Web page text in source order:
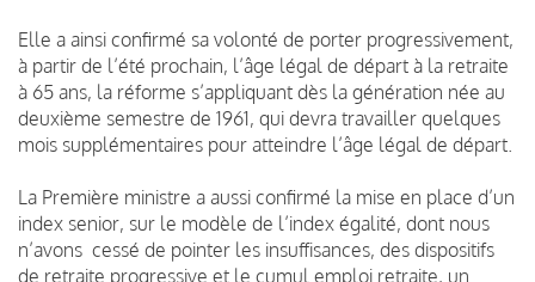
Elle a ainsi confirmé sa volonté de porter progressivement,
à partir de l’été prochain, l’âge légal de départ à la retraite
à 65 ans, la réforme s’appliquant dès la génération née au
deuxième semestre de 1961, qui devra travailler quelques
mois supplémentaires pour atteindre l’âge légal de départ.
La Première ministre a aussi confirmé la mise en place d’un
index senior, sur le modèle de l’index égalité, dont nous
n’avons cessé de pointer les insuffisances, des dispositifs
de retraite progressive et le cumul emploi retraite, un